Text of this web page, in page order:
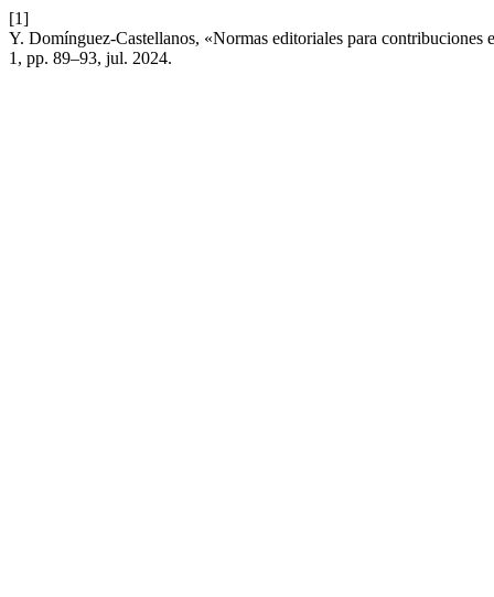
[1]
Y. Domínguez-Castellanos, «Normas editoriales para
1, pp. 89–93, jul. 2024.